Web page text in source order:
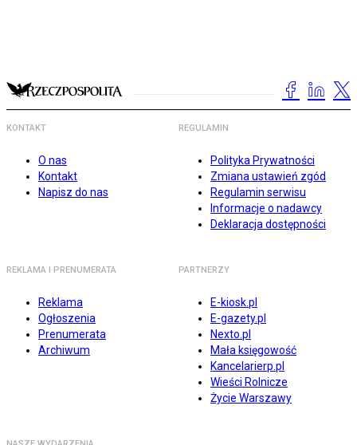
KONTAKT
O nas
Kontakt
Napisz do nas
REGULAMIN
Polityka Prywatności
Zmiana ustawień zgód
Regulamin serwisu
Informacje o nadawcy
Deklaracja dostępności
REKLAMA I PRENUMERATA
Reklama
Ogłoszenia
Prenumerata
Archiwum
PARTNERZY
E-kiosk.pl
E-gazety.pl
Nexto.pl
Mała księgowość
Kancelarierp.pl
Wieści Rolnicze
Życie Warszawy